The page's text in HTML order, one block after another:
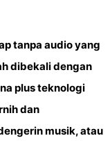
tanpa audio yang
dibekali dengan
plusteknologi
dan
musik, atau